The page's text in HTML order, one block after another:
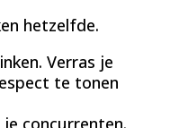
hetzelfde.
Verras je
te tonen
concurrenten.